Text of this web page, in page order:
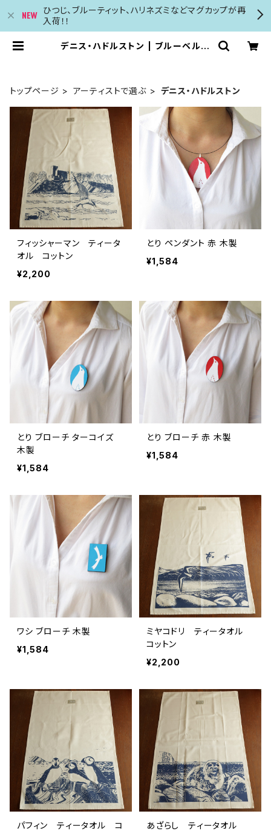
ひつじ、ブルーティット、ハリネズミなどマグカップが再
入荷！！
デニス・ハドルストン | ブルーベルの
トップページ アーティストで選ぶ デニス・ハドルストン
フィッシャーマン ティータ
オル コットン
¥2,200
とり ペンダント 赤 木製
¥1,584
とり ブローチ ターコイズ
木製
¥1,584
とり ブローチ 赤 木製
¥1,584
ワシ ブローチ 木製
¥1,584
ミヤコドリ ティータオル
コットン
¥2,200
パフィン ティータオル コ
あざらし ティータオル